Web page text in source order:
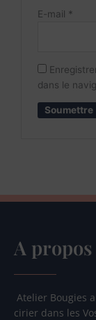
E-mail *
dans le
A propos
Atelier Bougies
cirier dans les